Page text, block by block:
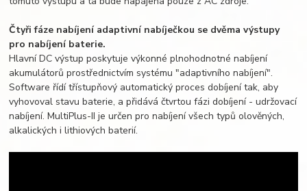
Čtyři fáze nabíjení adaptivní nabíječkou se dvěma výstupy
pro nabíjení baterie.
Hlavní DC výstup poskytuje výkonné plnohodnotné nabíjení
akumulátorů prostřednictvím systému "adaptivního nabíjení".
Software řídí třístupňový automatický proces dobíjení tak, aby
vyhovoval stavu baterie, a přidává čtvrtou fázi dobíjení - udržovací
nabíjení. MultiPlus-II je určen pro nabíjení všech typů olověných,
alkalických i lithiových baterií.